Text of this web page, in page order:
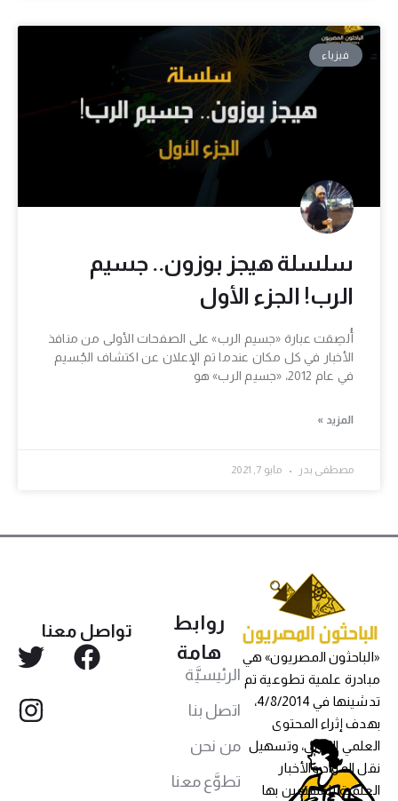
فيزياء
سلسلة هيجز بوزون.. جسيم
الرب! الجزء الأول
أُلصِقت عبارة «جسيم الرب» على الصفحات الأولى من منافذ
الأخبار في كل مكان عندما تم الإعلان عن اكتشاف الجُسيم
في عام 2012، «جسيم الرب» هو
المزيد »
مصطفى بدر مايو 7, 2021
«الباحثون المصريون» هي
مبادرة علمية تطوعية تم
تدشينها في 4/8/2014،
بهدف إثراء المحتوى
العلمي العربي، وتسهيل
نقل المواد والأخبار
العلمية للمهتمين بها
روابط
هامة
الرئيسيَّة
اتصل بنا
من نحن
تطوَّع معنا
تواصل معنا